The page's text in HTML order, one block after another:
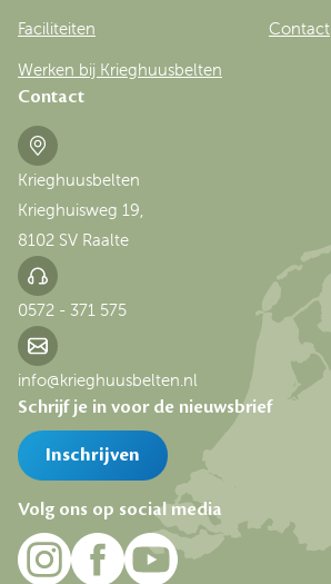
Schrijf je in voor de nieuwsbrief
Inschrijven
Volg ons op social media
Contact
Krieghuusbelten
Krieghuisweg 19,
8102 SV Raalte
0572 - 371 575
info@krieghuusbelten.nl
Faciliteiten Contact
Werken bij Krieghuusbelten